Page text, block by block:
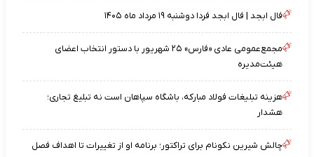
فال ابجد | فال ابجد فردا دوشنبه ۱۹ مرداد ماه ۱۴۰۵
مجمع‌عمومی عادی «فارس» ۲۵ شهریور با دستور انتخاب اعضای
هیئت‌مدیره
هزینه تبلیغات فولاد مبارکه، باشگاه سپاهان است نه تبلیغ تجاری؛
هشدار
چالش شیرین نکونام برای تراکتور؛ برنامه او از تغییرات تا اهداف فصل